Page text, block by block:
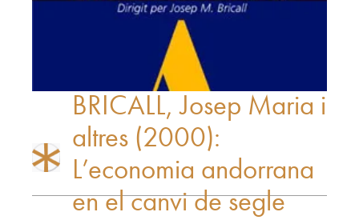
BRICALL, Josep Maria i
altres (2000):
L’economia andorrana
en el canvi de segle